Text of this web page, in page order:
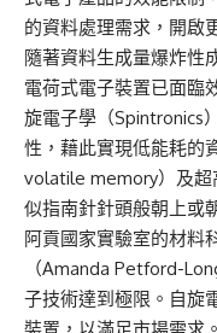
的資料處理需求，開啟
隨著資料生成量爆炸性
電荷式電子裝置已面臨
旋電子學（Spintronics
性，藉此實現低能耗的
volatile memory）及超
似指南針針頭般朝上或
阿貢國家實驗室的材料
（Amanda Petford-
子技術達到極限。自旋